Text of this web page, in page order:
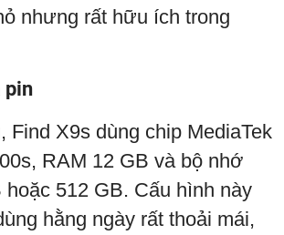
nhưng rất hữu ích trong
pin
Find X9s dùng chip MediaTek
RAM 12 GB và bộ nhớ
hoặc 512 GB. Cấu hình này
hằng ngày rất thoải mái,